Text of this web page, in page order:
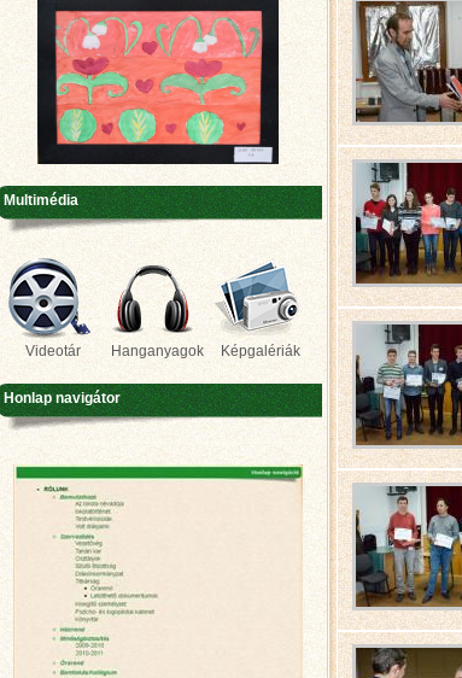
Multimédia
Videotár Hanganyagok Képgalériák
Honlap navigátor